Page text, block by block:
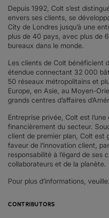
CONTRIBUTORS
Depuis 1992, Colt s’est
envers ses clients, se
City de Londres jusqu’à une
plus de 40 pays, avec plus de
bureaux dans le monde.
Les clients de Colt bénéficient
étendue connectant 32 000
50 réseaux métropolitains et
Europe, en Asie, au Moyen-
grands centres d’affaires
Entreprise privée, Colt est
financièrement du secteur.
client de premier plan, Colt est
faveur de l’innovation client,
responsabilité à l’égard de ses
collaborateurs et de la planète.
Pour plus d’informations,